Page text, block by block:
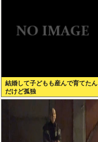
結婚して子どもも産んで育てたん
だけど孤独